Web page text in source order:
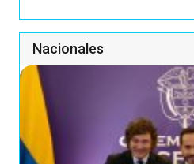
Nacionales